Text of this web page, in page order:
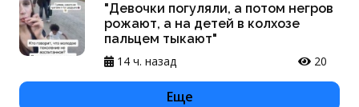
"Девочки погуляли, а потом негров
рожают, а на детей в колхозе
пальцем тыкают"
14 ч. назад
20
Еще